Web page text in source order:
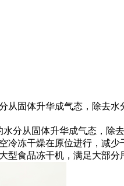
固体升华成气态，除去
分从固体升华成气态，除
冷冻干燥在原位进行，减
食品冻干机，满足大部分